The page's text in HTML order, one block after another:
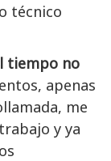
técnico
tiempo no
apenas
me
y ya